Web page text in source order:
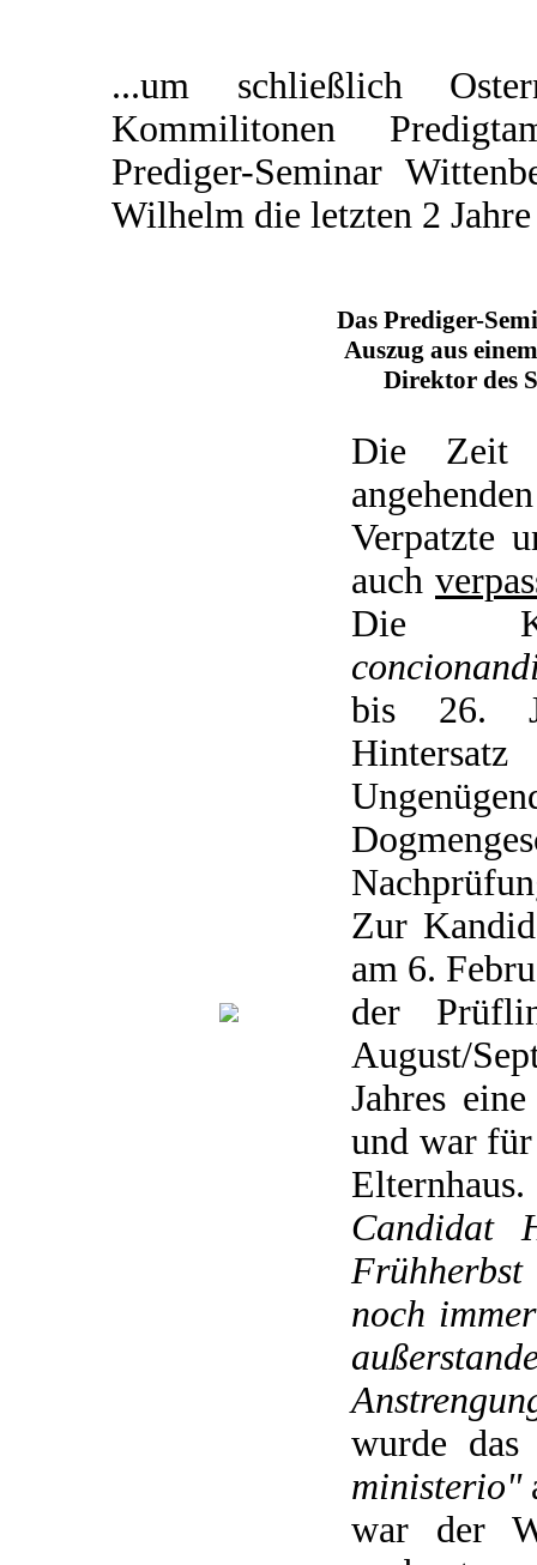
...um schließlich
Kommilitonen
Prediger-Seminar
Wilhelm die letzten 2
Das Prediger-
Auszug aus
Direktor des
Die Zeit
Verpatzte
auch
Die
bis 26.
Zur
am 6.
der
August/
Jahres
und war
Candidat
noch
wurde
ministerio"
war der